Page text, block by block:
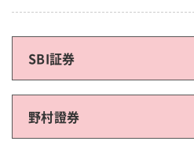
SBI証券
野村證券